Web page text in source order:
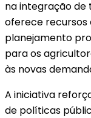
na integração de
oferece recursos
planejamento
para os
às novas
A iniciativa
de políticas